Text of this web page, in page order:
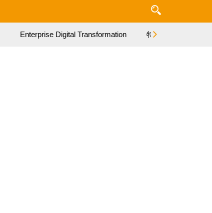
Enterprise Digital Transformation 特集